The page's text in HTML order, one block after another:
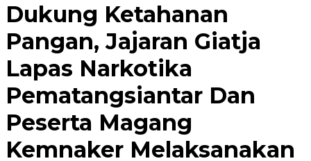
Dukung Ketahanan
Pangan, Jajaran Giatja
Lapas Narkotika
Pematangsiantar Dan
Peserta Magang
Kemnaker Melaksanakan